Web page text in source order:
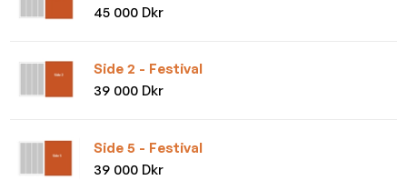
45 000 Dkr
Side 2 - Festival
39 000 Dkr
Side 5 - Festival
39 000 Dkr